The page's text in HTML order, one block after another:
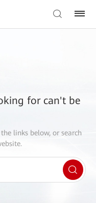
for can't be
links below, or search